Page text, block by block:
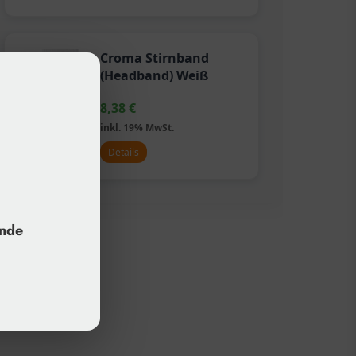
Croma Stirnband
(Headband) Weiß
8,38€
inkl. 19% MwSt.
Details